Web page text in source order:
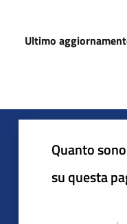
Ultimo
Quanto
su questa